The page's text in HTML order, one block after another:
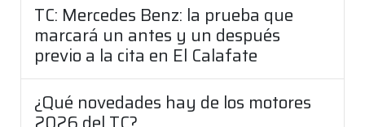
TC: Mercedes Benz: la prueba que
marcará un antes y un después
previo a la cita en El Calafate
¿Qué novedades hay de los motores